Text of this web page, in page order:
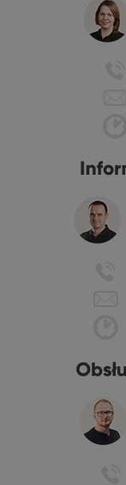
Przywiązujemy
Zainwestuj w jakość